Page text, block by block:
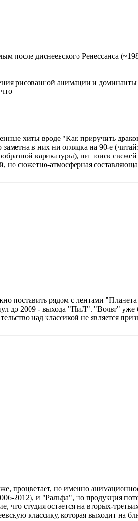
после диснеевского Ренессанса
рисованной анимации и
хиты вроде "Как приручить
в них ни оглядка на 90-е
карикатуры), ни поиск
но сюжетно-атмосферная
поставить рядом с лентами
до 2009 - выхода "ПиЛ". "Вольт"
над классикой не является
процветает, но именно
2012), и "Ральфа", но продукция
студия остается на вторых-
классику, которая выходит на